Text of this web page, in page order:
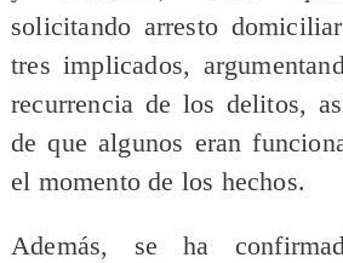
solicitando arresto
tres implicados,
recurrencia de los delitos,
de que algunos eran
el momento de los hechos.
Además, se ha